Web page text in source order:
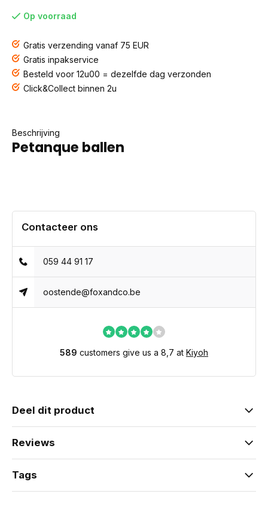
Op voorraad
Gratis verzending vanaf 75 EUR
Gratis inpakservice
Besteld voor 12u00 = dezelfde dag verzonden
Click&Collect binnen 2u
Beschrijving
Petanque ballen
Contacteer ons
059 44 91 17
oostende@foxandco.be
589 customers give us a 8,7 at Kiyoh
Deel dit product
Reviews
Tags